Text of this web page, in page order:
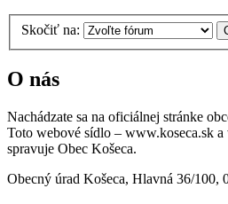
Skočiť na:
O nás
Nachádzate sa na oficiálnej stránke
Toto webové sídlo – www.koseca.sk
spravuje Obec Košeca.
Obecný úrad Košeca, Hlavná 36/100,